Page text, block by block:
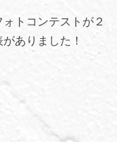
トコンテストが２
ありました！